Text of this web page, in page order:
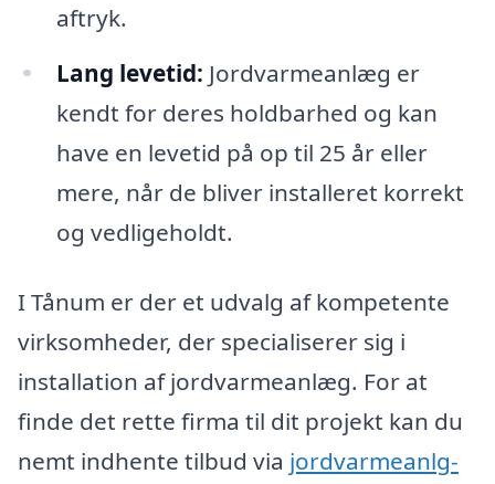
aftryk.
Lang levetid: Jordvarmeanlæg er
kendt for deres holdbarhed og kan
have en levetid på op til 25 år eller
mere, når de bliver installeret korrekt
og vedligeholdt.
I Tånum er der et udvalg af kompetente
virksomheder, der specialiserer sig i
installation af jordvarmeanlæg. For at
finde det rette firma til dit projekt kan du
nemt indhente tilbud via jordvarmeanlg-